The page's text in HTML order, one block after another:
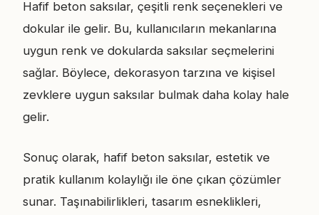
Hafif beton saksılar, çeşitli renk seçenekleri ve
dokular ile gelir. Bu, kullanıcıların mekanlarına
uygun renk ve dokularda saksılar seçmelerini
sağlar. Böylece, dekorasyon tarzına ve kişisel
zevklere uygun saksılar bulmak daha kolay hale
gelir.
Sonuç olarak, hafif beton saksılar, estetik ve
pratik kullanım kolaylığı ile öne çıkan çözümler
sunar. Taşınabilirlikleri, tasarım esneklikleri,